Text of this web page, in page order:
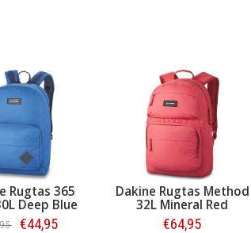
Rugtas 365
Deep Blue
€44,95
Dakine Rugtas Method
32L Mineral Red
€64,95